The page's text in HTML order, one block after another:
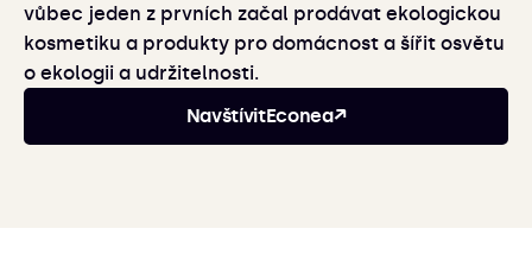
vůbec jeden z prvních začal prodávat ekologickou
kosmetiku a produkty pro domácnost a šířit osvětu
o ekologii a udržitelnosti.
NavštívitEconea↗